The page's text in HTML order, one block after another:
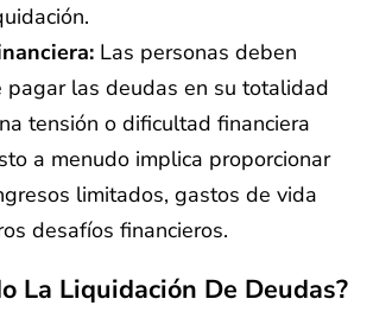
Las personas deben
pagar las deudas en su totalidad
tensión o dificultad financiera
a menudo implica proporcionar
limitados, gastos de vida
desafíos financieros.
La Liquidación De Deudas?